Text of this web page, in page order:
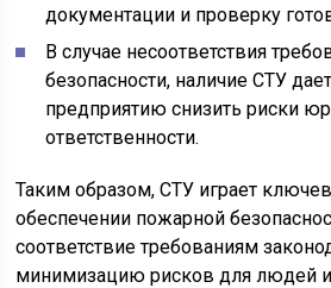
документации и проверку
В случае несоответствия
безопасности, наличие СТУ
предприятию снизить риски
ответственности.
Таким образом, СТУ играет
обеспечении пожарной
соответствие требованиям
минимизацию рисков для людей